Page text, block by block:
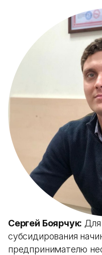
Сергей Боярчук: Для
субсидирования
предпринимателю